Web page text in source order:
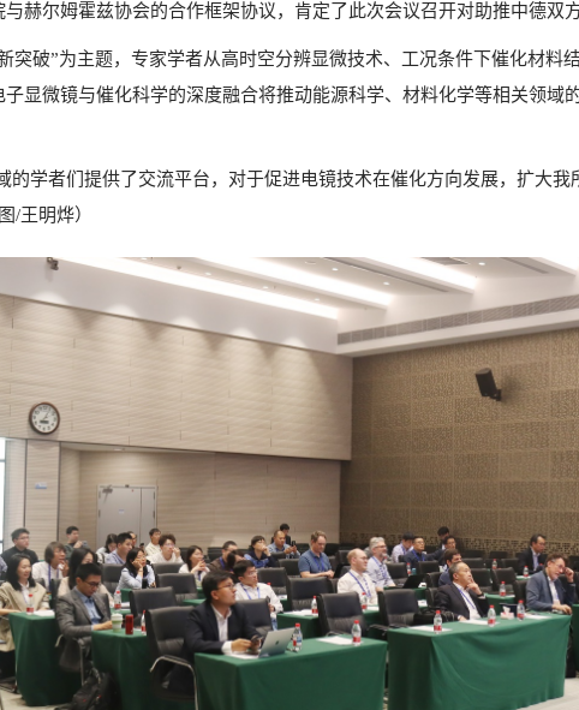
赫尔姆霍兹协会的合作框架协议，肯定了此次会议召开对助推中德双
突破”为主题，专家学者从高时空分辨显微技术、工况条件下催化材
显微镜与催化科学的深度融合将推动能源科学、材料化学等相关领
的学者们提供了交流平台，对于促进电镜技术在催化方向发展，扩大
/王明烨）